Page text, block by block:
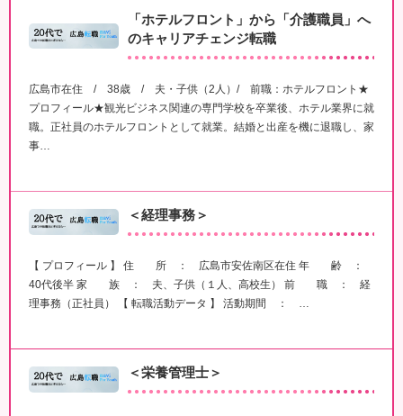
「ホテルフロント」から「介護職員」へ
のキャリアチェンジ転職
広島市在住 / 38歳 / 夫・子供（2人）/ 前職：ホテルフロント★
プロフィール★観光ビジネス関連の専門学校を卒業後、ホテル業界に就
職。正社員のホテルフロントとして就業。結婚と出産を機に退職し、家
事…
＜経理事務＞
【 プロフィール 】 住 所 ： 広島市安佐南区在住 年 齢 ：
40代後半 家 族 ： 夫、子供（１人、高校生） 前 職 ： 経
理事務（正社員） 【 転職活動データ 】 活動期間 ： …
＜栄養管理士＞